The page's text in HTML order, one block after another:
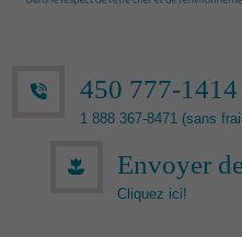
450 777-1414
1 888 367-8471 (sans
Envoyer
Cliquez ici!